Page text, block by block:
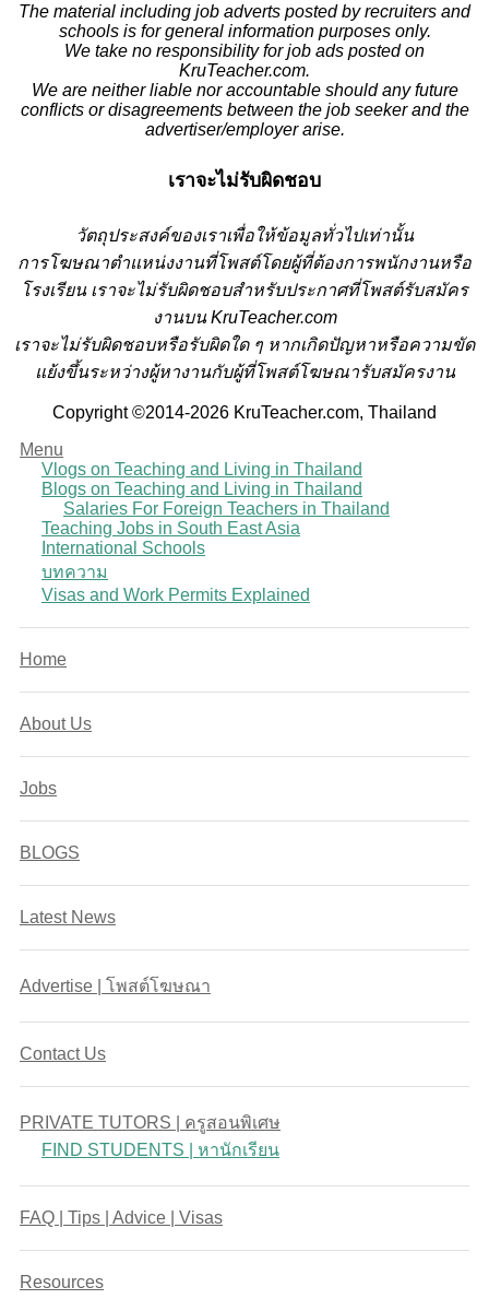
The material including job adverts posted by recruiters and
schools is for general information purposes only.
We take no responsibility for job ads posted on
KruTeacher.com.
We are neither liable nor accountable should any future
conflicts or disagreements between the job seeker and the
advertiser/employer arise.
เราจะไม่รับผิดชอบ
วัตถุประสงค์ของเราเพื่อให้ข้อมูลทั่วไปเท่านั้น
การโฆษณาตำแหน่งงานที่โพสต์โดยผู้ที่ต้องการพนักงานหรือ
โรงเรียน เราจะไม่รับผิดชอบสำหรับประกาศที่โพสต์รับสมัคร
งานบน KruTeacher.com
เราจะไม่รับผิดชอบหรือรับผิดใด ๆ หากเกิดปัญหาหรือความขัด
แย้งขึ้นระหว่างผู้หางานกับผู้ที่โพสต์โฆษณารับสมัครงาน
Copyright ©2014-2026 KruTeacher.com, Thailand
Menu
Vlogs on Teaching and Living in Thailand
Blogs on Teaching and Living in Thailand
Salaries For Foreign Teachers in Thailand
Teaching Jobs in South East Asia
International Schools
บทความ
Visas and Work Permits Explained
Home
About Us
Jobs
BLOGS
Latest News
Advertise | โพสต์โฆษณา
Contact Us
PRIVATE TUTORS | ครูสอนพิเศษ
FIND STUDENTS | หานักเรียน
FAQ | Tips | Advice | Visas
Resources